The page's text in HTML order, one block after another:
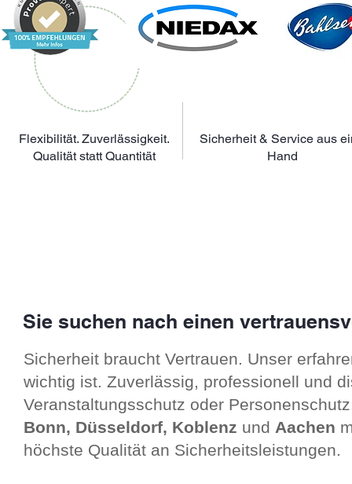
Flexibilität. Zuverlässigkeit.
Qualität statt Quantität
Sicherheit & Service aus
Hand
Sie suchen nach einen
Sicherheit braucht Vertrauen. Unser
wichtig ist. Zuverlässig, professionell und
Veranstaltungsschutz oder
Bonn, Düsseldorf, Koblenz und Aachen
höchste Qualität an Sicherheitsleistungen.